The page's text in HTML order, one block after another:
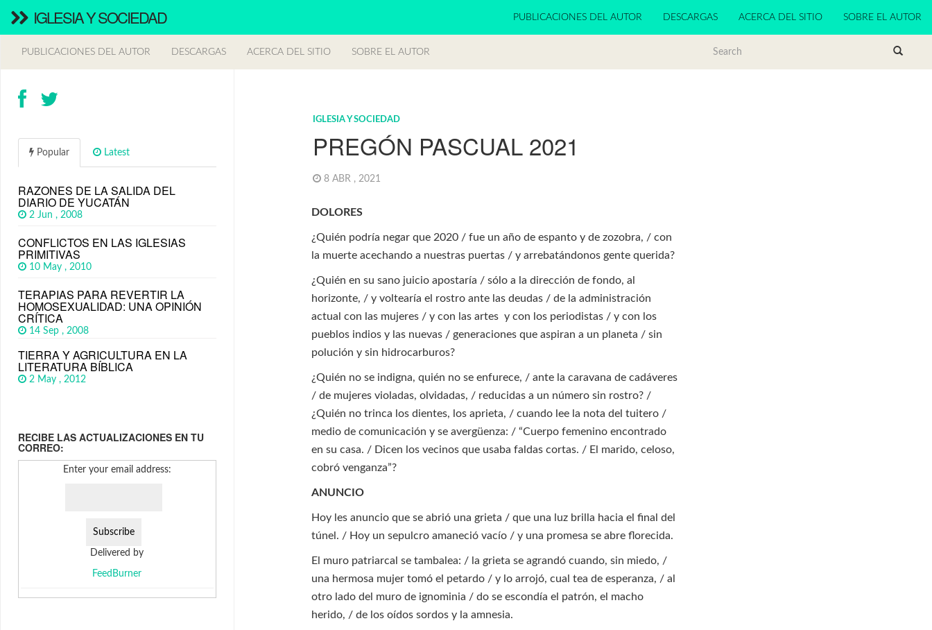
IGLESIA Y SOCIEDAD PUBLICACIONES DEL AUTOR DESCARGAS ACERCA DEL SITIO SOBRE EL AUTOR
PUBLICACIONES DEL AUTOR DESCARGAS ACERCA DEL SITIO SOBRE EL AUTOR
IGLESIA Y SOCIEDAD
PREGÓN PASCUAL 2021
8 ABR , 2021
DOLORES
¿Quién podría negar que 2020 / fue un año de espanto y de zozobra, / con
la muerte acechando a nuestras puertas / y arrebatándonos gente querida?
¿Quién en su sano juicio apostaría / sólo a la dirección de fondo, al
horizonte, / y voltearía el rostro ante las deudas / de la administración
actual con las mujeres / y con las artes y con los periodistas / y con los
pueblos indios y las nuevas / generaciones que aspiran a un planeta / sin
polución y sin hidrocarburos?
¿Quién no se indigna, quién no se enfurece, / ante la caravana de cadáveres
/ de mujeres violadas, olvidadas, / reducidas a un número sin rostro? /
¿Quién no trinca los dientes, los aprieta, / cuando lee la nota del tuitero /
medio de comunicación y se avergüenza: / “Cuerpo femenino encontrado
en su casa. / Dicen los vecinos que usaba faldas cortas. / El marido, celoso,
cobró venganza”?
ANUNCIO
Hoy les anuncio que se abrió una grieta / que una luz brilla hacia el final del
túnel. / Hoy un sepulcro amaneció vacío / y una promesa se abre florecida.
El muro patriarcal se tambalea: / la grieta se agrandó cuando, sin miedo, /
una hermosa mujer tomó el petardo / y lo arrojó, cual tea de esperanza, / al
otro lado del muro de ignominia / do se escondía el patrón, el macho
herido, / de los oídos sordos y la amnesia.
Popular Latest
RAZONES DE LA SALIDA DEL
DIARIO DE YUCATÁN
2 Jun , 2008
CONFLICTOS EN LAS IGLESIAS
PRIMITIVAS
10 May , 2010
TERAPIAS PARA REVERTIR LA
HOMOSEXUALIDAD: UNA OPINIÓN
CRÍTICA
14 Sep , 2008
TIERRA Y AGRICULTURA EN LA
LITERATURA BÍBLICA
2 May , 2012
RECIBE LAS ACTUALIZACIONES EN TU
CORREO:
Enter your email address:
Delivered by
FeedBurner